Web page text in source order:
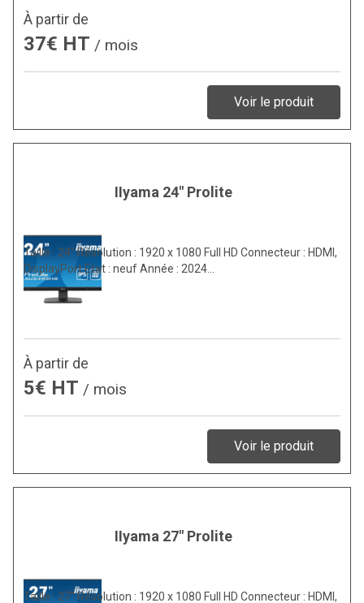
À partir de
37€ HT / mois
Voir le produit
IIyama 24" Prolite
Taille : 24″ Résolution : 1920 x 1080 Full HD Connecteur : HDMI,
DisplayPort Etat : neuf Année : 2024…
À partir de
5€ HT / mois
Voir le produit
IIyama 27" Prolite
Taille : 27″ Résolution : 1920 x 1080 Full HD Connecteur : HDMI,